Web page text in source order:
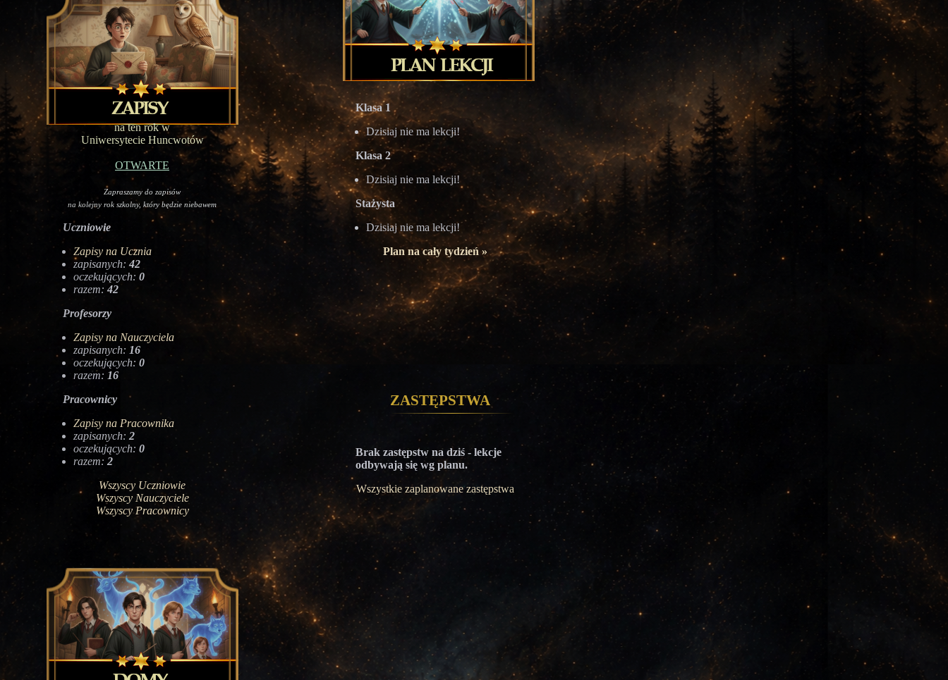
na ten rok w
Uniwersytecie Huncwotów
OTWARTE
Zapraszamy do zapisów
na kolejny rok szkolny, który będzie niebawem
Uczniowie
Zapisy na Ucznia
zapisanych: 42
oczekujących: 0
razem: 42
Profesorzy
Zapisy na Nauczyciela
zapisanych: 16
oczekujących: 0
razem: 16
Pracownicy
Zapisy na Pracownika
zapisanych: 2
oczekujących: 0
razem: 2
Wszyscy Uczniowie
Wszyscy Nauczyciele
Wszyscy Pracownicy
Klasa 1
Dzisiaj nie ma lekcji!
Klasa 2
Dzisiaj nie ma lekcji!
Stażysta
Dzisiaj nie ma lekcji!
Plan na cały tydzień »
Zastępstwa
Brak zastępstw na dziś - lekcje
odbywają się wg planu.
Wszystkie zaplanowane zastępstwa